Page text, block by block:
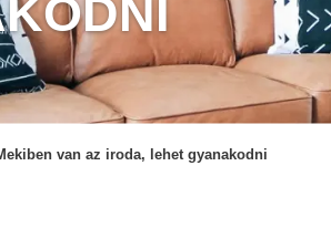
van az iroda, lehet gyanakodni